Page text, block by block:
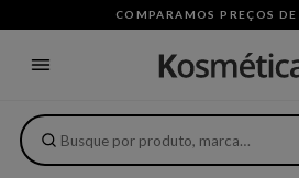
COMPARAMOS PREÇOS